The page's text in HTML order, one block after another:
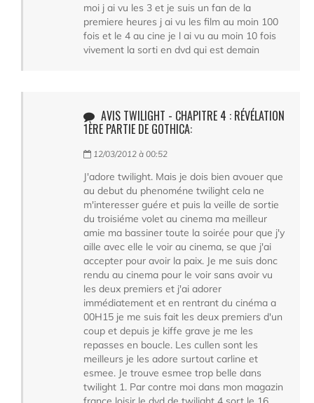
moi j ai vu les 3 et je suis un fan de la
premiere heures j ai vu les film au moin 100
fois et le 4 au cine je l ai vu au moin 10 fois
vivement la sorti en dvd qui est demain
AVIS TWILIGHT - CHAPITRE 4 : RÉVÉLATION
1ÈRE PARTIE DE GOTHICA:
12/03/2012 à 00:52
J'adore twilight. Mais je dois bien avouer que
au debut du phenoméne twilight cela ne
m'interesser guére et puis la veille de sortie
du troisiéme volet au cinema ma meilleur
amie ma bassiner toute la soirée pour que j'y
aille avec elle le voir au cinema, se que j'ai
accepter pour avoir la paix. Je me suis donc
rendu au cinema pour le voir sans avoir vu
les deux premiers et j'ai adorer
immédiatement et en rentrant du cinéma a
00H15 je me suis fait les deux premiers d'un
coup et depuis je kiffe grave je me les
repasses en boucle. Les cullen sont les
meilleurs je les adore surtout carline et
esmee. Je trouve esmee trop belle dans
twilight 1. Par contre moi dans mon magazin